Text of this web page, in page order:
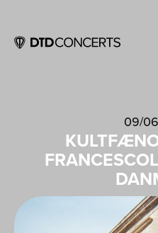
09/